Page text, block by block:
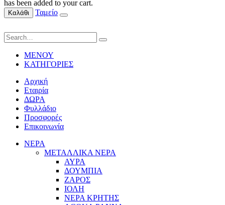
has been added to your cart.
Καλάθι Ταμείο
ΜΕΝΟΥ
ΚΑΤΗΓΟΡΙΕΣ
Αρχική
Εταιρία
ΔΩΡΑ
Φυλλάδιο
Προσφορές
Επικοινωνία
ΝΕΡΑ
ΜΕΤΑΛΛΙΚΑ ΝΕΡΑ
ΑΥΡΑ
ΔΟΥΜΠΙΑ
ΖΑΡΟΣ
ΙΟΛΗ
ΝΕΡΑ ΚΡΗΤΗΣ